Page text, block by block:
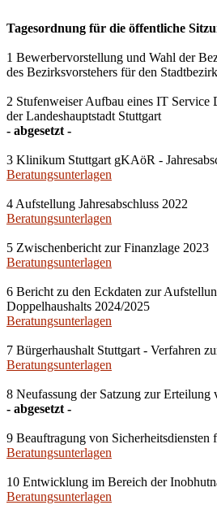
Tagesordnung für die öffentliche
1 Bewerbervorstellung und Wahl der
des Bezirksvorstehers für den
2 Stufenweiser Aufbau eines IT Service
der Landeshauptstadt Stuttgart
- abgesetzt -
3 Klinikum Stuttgart gKAöR -
Beratungsunterlagen
4 Aufstellung Jahresabschluss 2022
Beratungsunterlagen
5 Zwischenbericht zur Finanzlage 2023
Beratungsunterlagen
6 Bericht zu den Eckdaten zur
Doppelhaushalts 2024/2025
Beratungsunterlagen
7 Bürgerhaushalt Stuttgart - Verfahren
Beratungsunterlagen
8 Neufassung der Satzung zur
- abgesetzt -
9 Beauftragung von
Beratungsunterlagen
10 Entwicklung im Bereich der
Beratungsunterlagen